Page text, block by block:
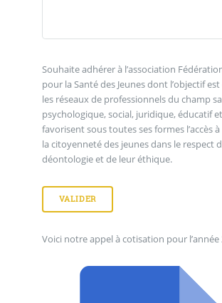
Souhaite adhérer à l’association
pour la Santé des Jeunes dont l’objectif
les réseaux de professionnels du champ
psychologique, social, juridique, éducatif
favorisent sous toutes ses formes l’accès
la citoyenneté des jeunes dans le respect
déontologie et de leur éthique.
VALIDER
Voici notre appel à cotisation pour l’année